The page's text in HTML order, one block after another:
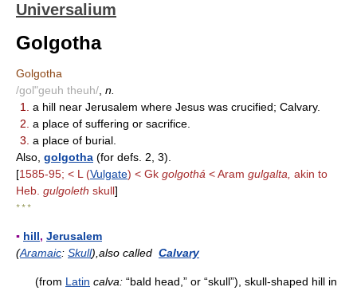
Universalium
Golgotha
Golgotha
/gol"geuh theuh/ n.
1.
a hill near Jerusalem where Jesus was crucified; Calvary.
2. a place of suffering or sacrifice.
3. a place of burial.
Also, golgotha (for defs. 2, 3).
[1585-95; < L (Vulgate) < Gk golgothá < Aram gulgalta, akin to
Heb. gulgoleth skull]
* * *
▪ hill, Jerusalem
(Aramaic: Skull),also called Calvary
(from Latin calva: “bald head,” or “skull”), skull-shaped hill in